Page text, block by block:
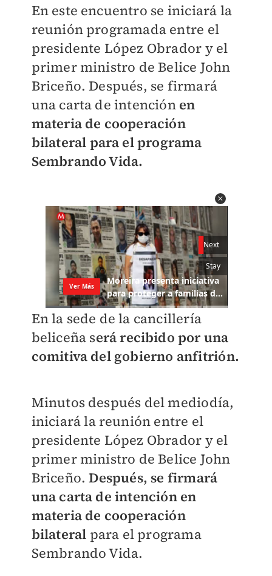
En este encuentro se iniciará la
reunión programada entre el
presidente López Obrador y el
primer ministro de Belice John
Briceño. Después, se firmará
una carta de intenciónen
materia de cooperación
bilateral para el programa
Sembrando Vida.
En la sede de la cancillería
beliceña será recibido por una
comitiva del gobierno anfitrión.
Minutos después del mediodía,
iniciará la reunión entre el
presidente López Obrador y el
primer ministro de Belice John
Briceño.Después, se firmará
una carta de intención en
materia de cooperación
bilateral para el programa
Sembrando Vida.